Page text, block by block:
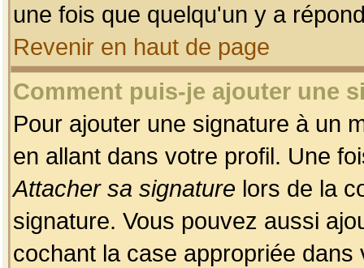
une fois que quelqu'un y a
Revenir en haut de page
Comment puis-je ajouter une
Pour ajouter une signature à un
en allant dans votre profil. Une
Attacher sa signature lors de la
signature. Vous pouvez aussi
cochant la case appropriée